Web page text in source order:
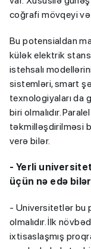
coğrafi mövqeyi və
Bu potensialdan
külək elektrik
istehsalı
sistemləri, smart
texnologiyaları da
biri olmalıdır.
təkmilləşdirilməsi
verə bilər.
- Yerli
üçün nə edə
- Universitetlər bu
olmalıdır. İlk
ixtisaslaşmış